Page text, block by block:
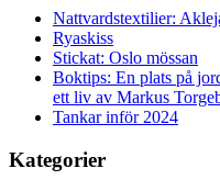
Nattvardstextilier:
Ryaskiss
Stickat: Oslo mössan
Boktips: En plats på
ett liv av Markus
Tankar inför 2024
Kategorier